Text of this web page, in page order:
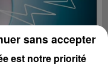
est notre priorité
sans accepter